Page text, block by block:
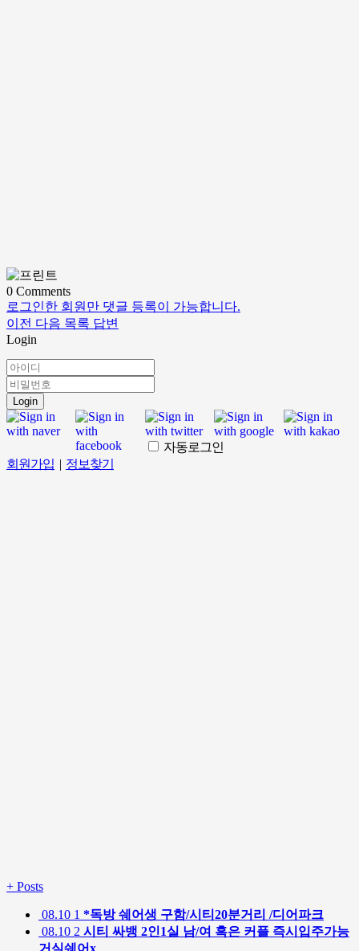
0 Comments
로그인한 회원만 댓글 등록이 가능합니다.
이전 다음 목록 답변
Login
Login
자동로그인
회원가입 | 정보찾기
+ Posts
08.10 1 *독방 쉐어생 구함/시티20분거리 /디어파크
08.10 2 시티 싸뱅 2인1실 남/여 혹은 커플 즉시입주가능